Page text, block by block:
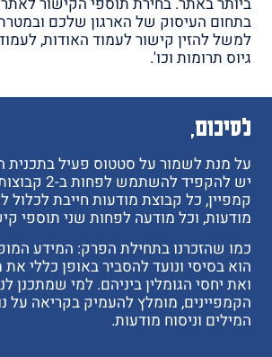
בתחום העיסוק של הארגון שלכם
למשל להזין קישור לעמוד האודות,
גיוס תרומות וכו'.
לסיכום,
על מנת לשמור על סטטוס פעיל בתכנית
יש להקפיד
קמפיין, כל קבוצת מודעות חייבת לכלול
מודעות, וכל מודעה לפחות שני תוספי
כמו שהזכרנו בתחילת הפרק: המידע
הוא בסיסי ונועד להסביר באופן כללי את
ואת יחסי הגומלין ביניהם. למי שמתכנן
הקמפיינים, מומלץ להעמיק בקריאה על
המילים וניסוח מודעות.